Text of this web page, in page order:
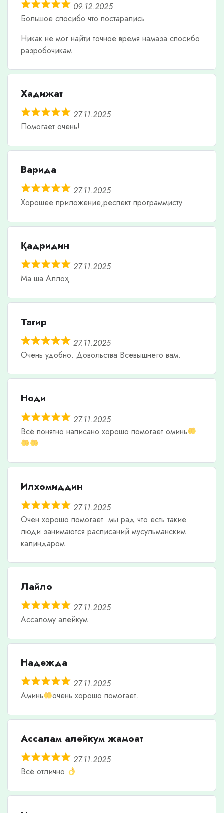
09.12.2025
Большое спосибо что постарались
Никак не мог найти точное время намаза спосибо
разробочикам
Хадижат
27.11.2025
Помогает очень!
Варида
27.11.2025
Хорошее приложение,респект программисту
Қадридин
27.11.2025
Ма ша Аллоҳ
Тагир
27.11.2025
Очень удобно. Довольства Всевышнего вам.
Ноди
27.11.2025
Всë понятно написано хорошо помогает оминь
Илхомиддин
27.11.2025
Очен хорошо помогает .мы рад что есть такие
люди занимаются расписаний мусульманским
калиндаром.
Лайло
27.11.2025
Ассалому алейкум
Надежда
27.11.2025
Аминь
очень хорошо помогает.
Ассалам алейкум жамоат
27.11.2025
Всё отлично